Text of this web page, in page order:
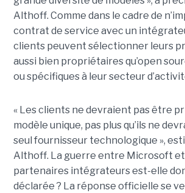
Althoff. Comme dans le cadre de
contrat de service avec un
clients peuvent sélectionner leurs
aussi bien propriétaires qu’open
ou spécifiques à leur secteur
« Les clients ne devraient pas être
modèle unique, pas plus qu’ils ne
seul fournisseur technologique »,
Althoff. La guerre entre Microsoft et
partenaires intégrateurs est-elle
déclarée ? La réponse officielle se